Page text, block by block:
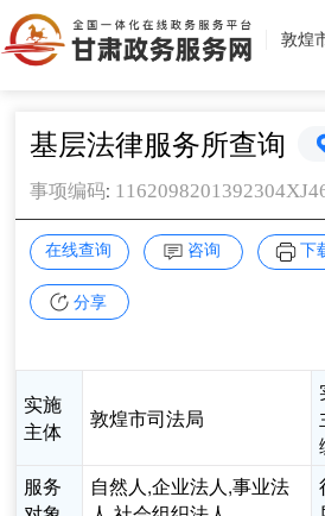
敦煌
基层法律服务所查询
事项编码:
在线查询 咨询 下
分享
实施
主体
敦煌市司法局
服务
自然人,企业法人,事业法